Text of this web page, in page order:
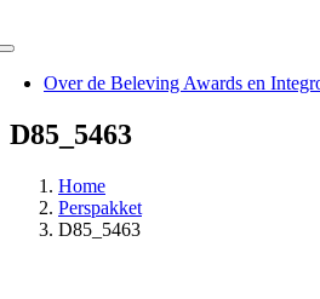
naar
Toggle
NavigationOver de Beleving Awards en
D85_5463
Home
Perspakket
D85_5463